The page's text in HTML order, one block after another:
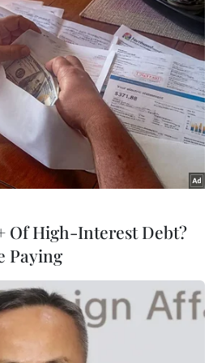
Of High-Interest Debt?
Paying